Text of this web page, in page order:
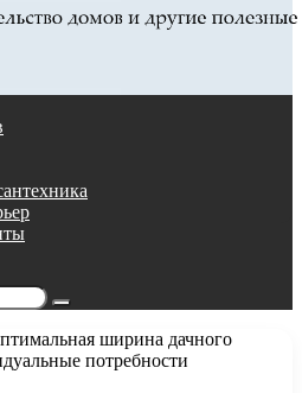
Поиск...
ширина дачного
потребности